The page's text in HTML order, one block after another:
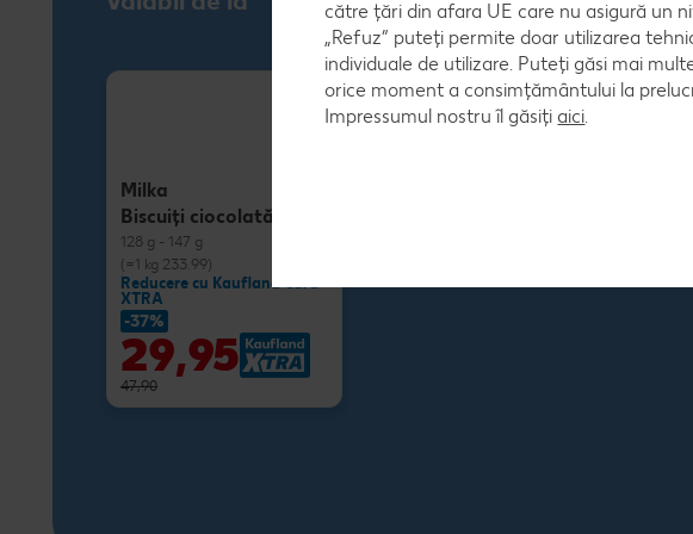
Milka
Biscuiţi ciocolată
128 g - 147 g
(=1 kg 233.99)
Reducere cu Kaufland Card
XTRA
-37%
29,95
47,90
către țări din afara UE care nu asigură un
„Refuz” puteți permite doar utilizarea
individuale de utilizare. Puteți găsi mai
orice moment a consimțământului la
Impressumul nostru îl găsiți aici.